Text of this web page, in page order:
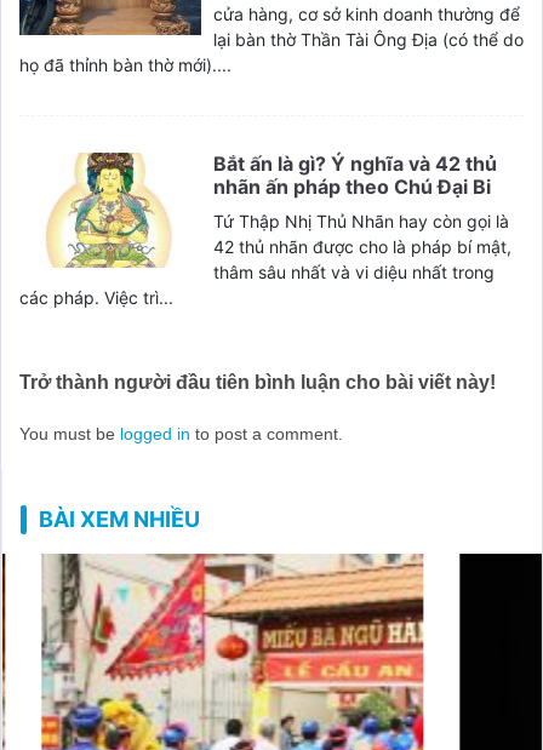
cửa hàng, cơ sở kinh doanh thường để
lại bàn thờ Thần Tài Ông Địa (có thể do
họ đã thỉnh bàn thờ mới)....
Bắt ấn là gì? Ý nghĩa và 42 thủ
nhãn ấn pháp theo Chú Đại Bi
Tứ Thập Nhị Thủ Nhãn hay còn gọi là
42 thủ nhãn được cho là pháp bí mật,
thâm sâu nhất và vi diệu nhất trong
các pháp. Việc trì...
Trở thành người đầu tiên bình luận cho bài viết này!
You must be logged in to post a comment.
BÀI XEM NHIỀU